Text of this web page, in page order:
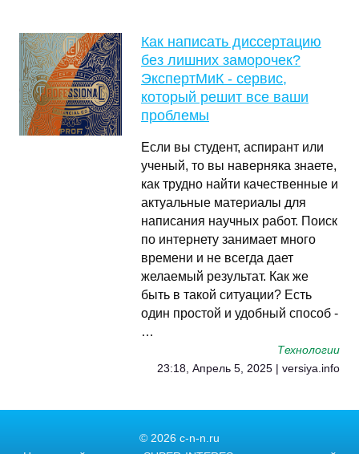
Как написать диссертацию
без лишних заморочек?
ЭкспертМиК - сервис,
который решит все ваши
проблемы
Если вы студент, аспирант или
ученый, то вы наверняка знаете,
как трудно найти качественные и
актуальные материалы для
написания научных работ. Поиск
по интернету занимает много
времени и не всегда дает
желаемый результат. Как же
быть в такой ситуации? Есть
один простой и удобный способ -
…
Технологии
23:18, Апрель 5, 2025 | versiya.info
© 2026 c-n-n.ru